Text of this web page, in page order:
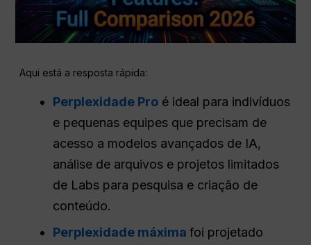
Aqui está a resposta rápida:
Perplexidade Pro é ideal para indivíduos
e pequenas equipes que precisam de
acesso a modelos avançados de IA,
análise de arquivos e projetos limitados
de Labs para pesquisa e criação de
conteúdo.
Perplexidade máximafoi projetado